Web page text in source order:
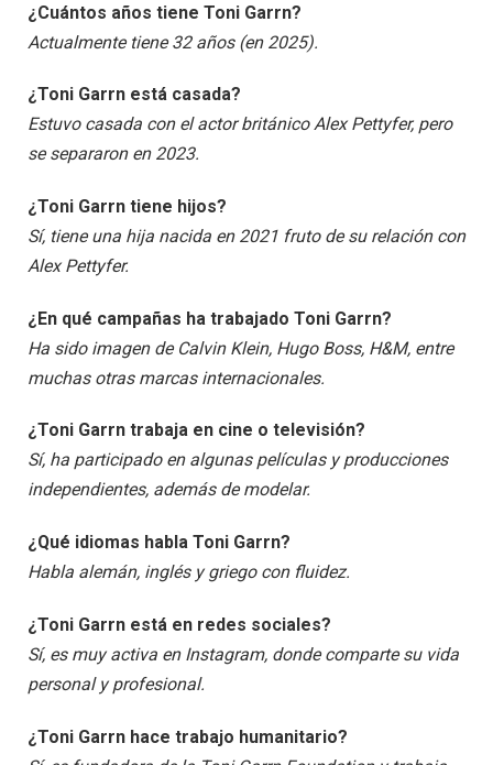
¿Cuántos años tiene Toni Garrn?
Actualmente tiene 32 años (en 2025).
¿Toni Garrn está casada?
Estuvo casada con el actor británico Alex Pettyfer, pero
se separaron en 2023.
¿Toni Garrn tiene hijos?
Sí, tiene una hija nacida en 2021 fruto de su relación con
Alex Pettyfer.
¿En qué campañas ha trabajado Toni Garrn?
Ha sido imagen de Calvin Klein, Hugo Boss, H&M, entre
muchas otras marcas internacionales.
¿Toni Garrn trabaja en cine o televisión?
Sí, ha participado en algunas películas y producciones
independientes, además de modelar.
¿Qué idiomas habla Toni Garrn?
Habla alemán, inglés y griego con fluidez.
¿Toni Garrn está en redes sociales?
Sí, es muy activa en Instagram, donde comparte su vida
personal y profesional.
¿Toni Garrn hace trabajo humanitario?